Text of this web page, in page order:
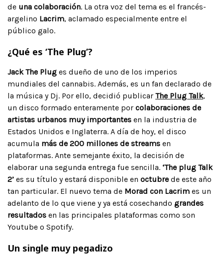
de una colaboración. La otra voz del tema es el francés-
argelino Lacrim, aclamado especialmente entre el
público galo.
¿Qué es ‘The Plug’?
Jack The Plug es dueño de uno de los imperios
mundiales del cannabis. Además, es un fan declarado de
la música y Dj. Por ello, decidió publicar The Plug Talk,
un disco formado enteramente por colaboraciones de
artistas urbanos muy importantes en la industria de
Estados Unidos e Inglaterra. A día de hoy, el disco
acumula más de 200 millones de streams en
plataformas. Ante semejante éxito, la decisión de
elaborar una segunda entrega fue sencilla. ‘The plug Talk
2’ es su título y estará disponible en octubre de este año
tan particular. El nuevo tema de Morad con Lacrim es un
adelanto de lo que viene y ya está cosechando grandes
resultados en las principales plataformas como son
Youtube o Spotify.
Un single muy pegadizo